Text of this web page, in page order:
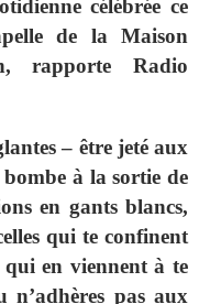
célébrée ce
de la Maison
rapporte Radio
– être jeté aux
à la sortie de
en gants blancs,
qui te confinent
en viennent à te
pas aux